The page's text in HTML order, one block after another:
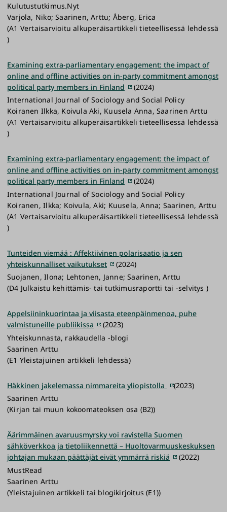
Kulutustutkimus.Nyt
Varjola, Niko; Saarinen, Arttu; Åberg, Erica
(A1 Vertaisarvioitu alkuperäisartikkeli tieteellisessä lehdessä
)
Examining extra-parliamentary engagement: the impact of
online and offline activities on in-party commitment amongst
political party members in Finland
(2024)
International Journal of Sociology and Social Policy
Koiranen Ilkka, Koivula Aki, Kuusela Anna, Saarinen Arttu
(A1 Vertaisarvioitu alkuperäisartikkeli tieteellisessä lehdessä
)
Examining extra-parliamentary engagement: the impact of
online and offline activities on in-party commitment amongst
political party members in Finland
(2024)
International Journal of Sociology and Social Policy
Koiranen, Ilkka; Koivula, Aki; Kuusela, Anna; Saarinen, Arttu
(A1 Vertaisarvioitu alkuperäisartikkeli tieteellisessä lehdessä
)
Tunteiden viemää : Affektiivinen polarisaatio ja sen
yhteiskunnalliset vaikutukset
(2024)
Suojanen, Ilona; Lehtonen, Janne; Saarinen, Arttu
(D4 Julkaistu kehittämis- tai tutkimusraportti tai -selvitys )
Appelsiininkuorintaa ja viisasta eteenpäinmenoa, puhe
valmistuneille publiikissa
(2023)
Yhteiskunnasta, rakkaudella -blogi
Saarinen Arttu
(E1 Yleistajuinen artikkeli lehdessä)
Häkkinen jakelemassa nimmareita yliopistolla
(2023)
Saarinen Arttu
(Kirjan tai muun kokoomateoksen osa (B2))
Äärimmäinen avaruusmyrsky voi ravistella Suomen
sähköverkkoa ja tietoliikennettä – Huoltovarmuuskeskuksen
johtajan mukaan päättäjät eivät ymmärrä riskiä
(2022)
MustRead
Saarinen Arttu
(Yleistajuinen artikkeli tai blogikirjoitus (E1))